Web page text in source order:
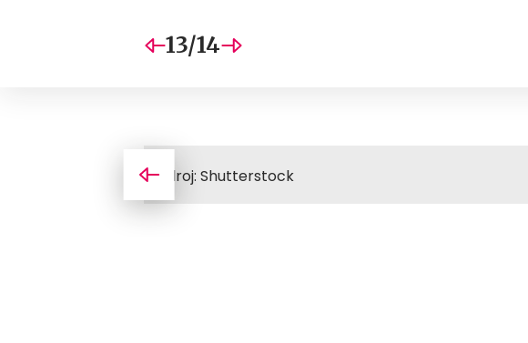
13/14
Zdroj: Shutterstock